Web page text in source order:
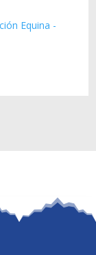
Equina -